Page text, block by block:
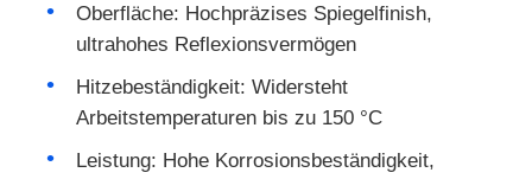
Oberfläche: Hochpräzises Spiegelfinish,
ultrahohes Reflexionsvermögen
Hitzebeständigkeit: Widersteht
Arbeitstemperaturen bis zu 150 °C
Leistung: Hohe Korrosionsbeständigkeit,